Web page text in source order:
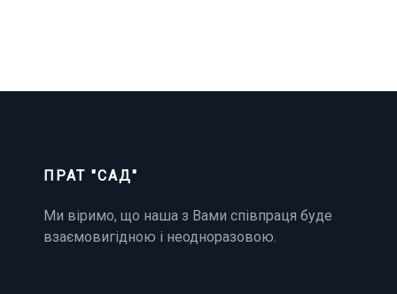
ПРАТ "САД"
Ми віримо, що наша з Вами співпраця буде
взаємовигідною і неодноразовою.